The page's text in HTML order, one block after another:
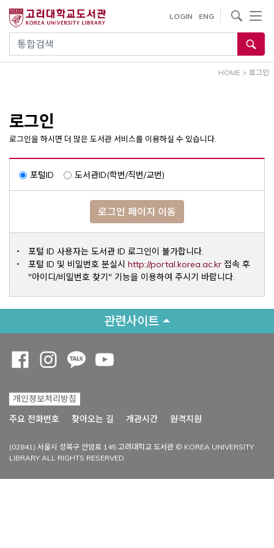
건
통합검색
LOGIN ENG
사이트내 검색
HOME > 로그인
로그인
로그인을 하시면 더 많은 도서관 서비스를 이용하실 수 있습니다.
포털ID 도서관ID(학번/직번/교번)
로그인 페이지 이동
포털 ID 사용자는 도서관 ID 로그인이 불가합니다.
포털 ID 및 비밀번호 분실시 http://portal.korea.ac.krOpens a
접속 후
"아이디/비밀번호 찾기" 기능을 이용하여 주시기 바랍니다.
관련사이트
개인정보처리방침
주요 전화번호
찾아오는 길 개관시간 원격지원
(02841) 서울시 성북구 안암로 145 고려대학교 도서관 © KOREA UNIVERSITY
LIBRARY ALL RIGHTS RESERVED.
Opens a new window
Opens a new window
Opens a new window